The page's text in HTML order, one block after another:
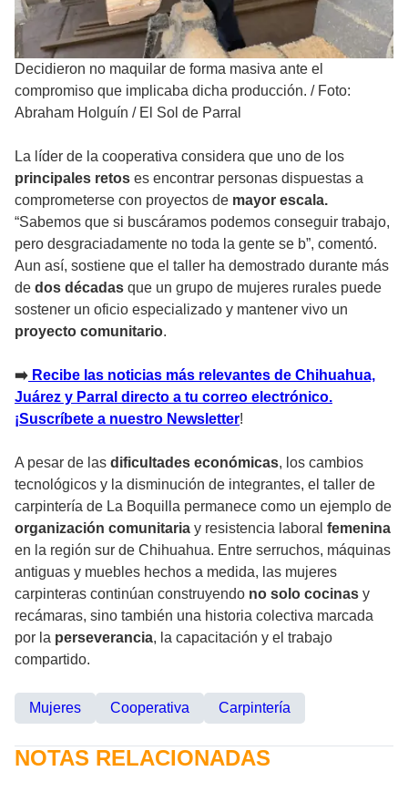
Decidieron no maquilar de forma masiva ante el
compromiso que implicaba dicha producción. / Foto:
Abraham Holguín / El Sol de Parral
La líder de la cooperativa considera que uno de los
principales retos es encontrar personas dispuestas a
comprometerse con proyectos de mayor escala.
“Sabemos que si buscáramos podemos conseguir trabajo,
pero desgraciadamente no toda la gente se b”, comentó.
Aun así, sostiene que el taller ha demostrado durante más
de dos décadas que un grupo de mujeres rurales puede
sostener un oficio especializado y mantener vivo un
proyecto comunitario.
➡️ Recibe las noticias más relevantes de Chihuahua,
Juárez y Parral directo a tu correo electrónico.
¡Suscríbete a nuestro Newsletter!
A pesar de las dificultades económicas, los cambios
tecnológicos y la disminución de integrantes, el taller de
carpintería de La Boquilla permanece como un ejemplo de
organización comunitaria y resistencia laboral femenina
en la región sur de Chihuahua. Entre serruchos, máquinas
antiguas y muebles hechos a medida, las mujeres
carpinteras continúan construyendo no solo cocinas y
recámaras, sino también una historia colectiva marcada
por la perseverancia, la capacitación y el trabajo
compartido.
Mujeres Cooperativa Carpintería
NOTAS RELACIONADAS